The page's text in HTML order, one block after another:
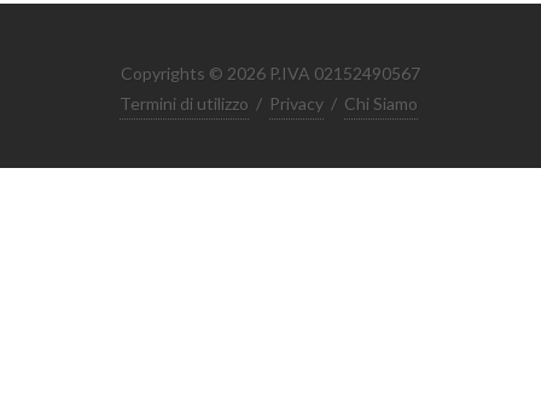
Copyrights © 2026 P.IVA 02152490567
Termini di utilizzo / Privacy / Chi Siamo